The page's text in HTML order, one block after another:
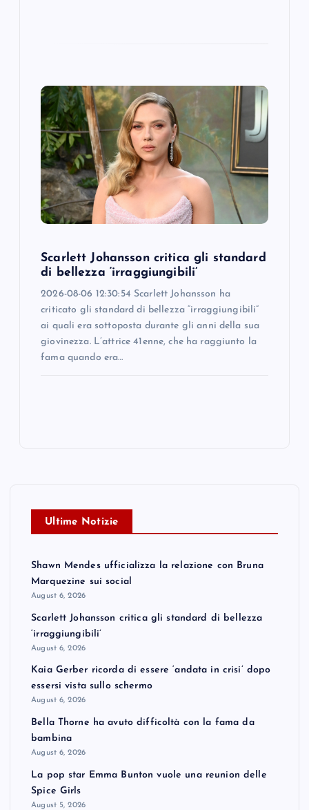
Scarlett Johansson critica gli standard
di bellezza ‘irraggiungibili’
2026-08-06 12:30:54 Scarlett Johansson ha
criticato gli standard di bellezza “irraggiungibili”
ai quali era sottoposta durante gli anni della sua
giovinezza. L’attrice 41enne, che ha raggiunto la
fama quando era…
Ultime Notizie
Shawn Mendes ufficializza la relazione con Bruna
Marquezine sui social
August 6, 2026
Scarlett Johansson critica gli standard di bellezza
‘irraggiungibili’
August 6, 2026
Kaia Gerber ricorda di essere ‘andata in crisi’ dopo
essersi vista sullo schermo
August 6, 2026
Bella Thorne ha avuto difficoltà con la fama da
bambina
August 6, 2026
La pop star Emma Bunton vuole una reunion delle
Spice Girls
August 5, 2026